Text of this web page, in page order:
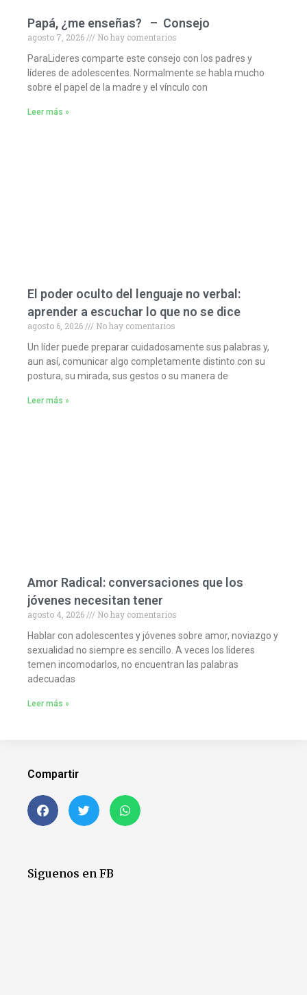
Papá, ¿me enseñas? – Consejo
agosto 7, 2026
No hay comentarios
ParaLideres comparte este consejo con los padres y
líderes de adolescentes. Normalmente se habla mucho
sobre el papel de la madre y el vínculo con
Leer más »
El poder oculto del lenguaje no verbal:
aprender a escuchar lo que no se dice
agosto 6, 2026
No hay comentarios
Un líder puede preparar cuidadosamente sus palabras y,
aun así, comunicar algo completamente distinto con su
postura, su mirada, sus gestos o su manera de
Leer más »
Amor Radical: conversaciones que los
jóvenes necesitan tener
agosto 4, 2026
No hay comentarios
Hablar con adolescentes y jóvenes sobre amor, noviazgo y
sexualidad no siempre es sencillo. A veces los líderes
temen incomodarlos, no encuentran las palabras
adecuadas
Leer más »
Compartir
Siguenos en FB